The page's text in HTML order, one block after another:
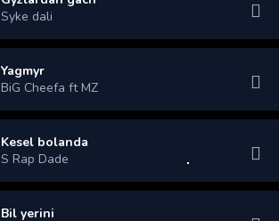
Syke dali
Yagmyr
BiG Cheefa ft MZ
Kesel bolanda
S Rap Dade
Bil yerini